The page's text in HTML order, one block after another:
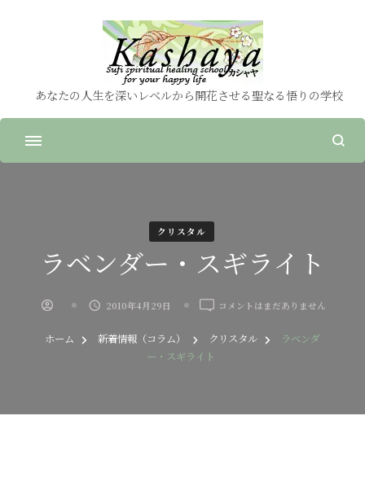
あなたの人生を深いレベルから開花させる聖なる悟りの学校
クリスタル
ラベンダー・スギライト
2010年4月29日
ラ
ン
ラ
コメントはまだありません
ホーム 新着情報（コラム） クリスタル
ラベンダ
ー・スギライト